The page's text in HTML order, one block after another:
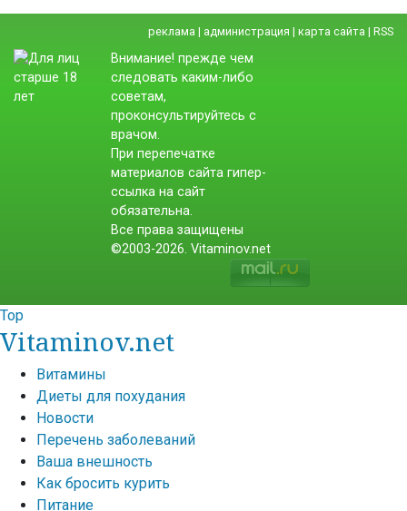
реклама | администрация | карта сайта | RSS
Внимание! прежде чем
следовать каким-либо
советам,
проконсультируйтесь с
врачом.
При перепечатке
материалов сайта гипер-
ссылка на сайт
обязательна.
Все права защищены
©2003-2026. Vitaminov.net
Top
Vitaminov.net
Витамины
Диеты для похудания
Новости
Перечень заболеваний
Ваша внешность
Как бросить курить
Питание